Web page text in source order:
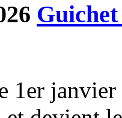
1er janvier